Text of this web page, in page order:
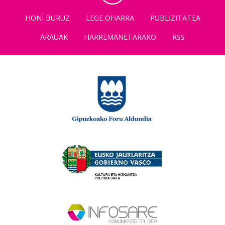
HONI BURUZ LEGE OHARRA
PUBLIZITATEA
ARAUAK
HARREMANETARAKO RSS